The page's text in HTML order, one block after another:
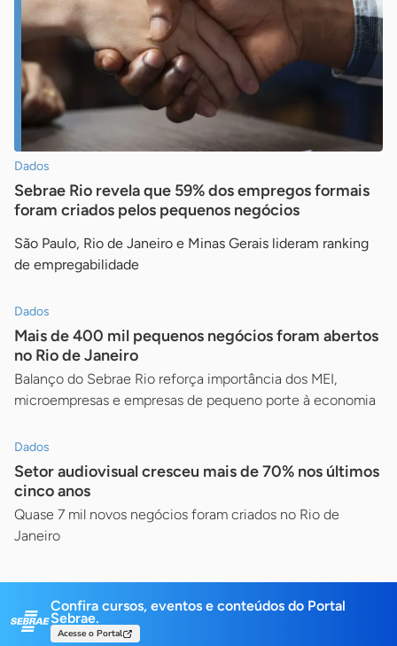
Dados
Sebrae Rio revela que 59% dos empregos formais
foram criados pelos pequenos negócios
São Paulo, Rio de Janeiro e Minas Gerais lideram ranking
de empregabilidade
Dados
Mais de 400 mil pequenos negócios foram abertos
no Rio de Janeiro
Balanço do Sebrae Rio reforça importância dos MEI,
microempresas e empresas de pequeno porte à economia
Dados
Setor audiovisual cresceu mais de 70% nos últimos
cinco anos
Quase 7 mil novos negócios foram criados no Rio de
Janeiro
Confira cursos, eventos e conteúdos do Portal
Sebrae.
Acesse o Portal